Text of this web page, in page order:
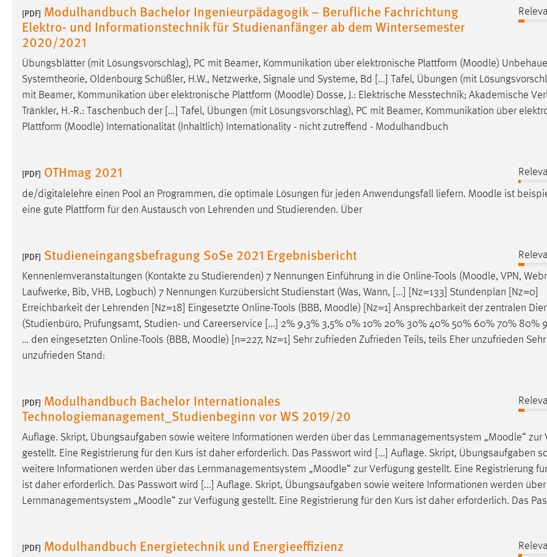
[PDF] Modulhandbuch Bachelor Ingenieurpädagogik – Berufliche Fachrichtung
Elektro- und Informationstechnik für Studienanfänger ab dem Wintersemester
2020/2021
Übungsblätter (mit Lösungsvorschlag), PC mit Beamer, Kommunikation über elektronische Plattform (Moodle)
Systemtheorie, Oldenbourg Schüßler, H.W., Netzwerke, Signale und Systeme, Bd [...] Tafel, Übungen (mit
mit Beamer, Kommunikation über elektronische Plattform (Moodle) Dosse, J.: Elektrische Messtechnik; Akademische
Tränkler, H.-R.: Taschenbuch der [...] Tafel, Übungen (mit Lösungsvorschlag), PC mit Beamer, Kommunikation über
Plattform (Moodle) Internationalität (Inhaltlich) Internationality - nicht zutreffend - Modulhandbuch
[PDF] OTHmag 2021
de/digitalelehre einen Pool an Programmen, die optimale Lösungen für jeden Anwendungsfall liefern. Moodle ist
eine gute Plattform für den Austausch von Lehrenden und Studierenden. Über
[PDF] Studieneingangsbefragung SoSe 2021 Ergebnisbericht
Kennenlernveranstaltungen (Kontakte zu Studierenden) 7 Nennungen Einführung in die Online-Tools (Moodle, VPN,
Laufwerke, Bib, VHB, Logbuch) 7 Nennungen Kurzübersicht Studienstart (Was, Wann, [...] [Nz=133] Stundenplan [Nz=0]
Erreichbarkeit der Lehrenden [Nz=18] Eingesetzte Online-Tools (BBB, Moodle) [Nz=1] Ansprechbarkeit der zentralen
(Studienbüro, Prüfungsamt, Studien- und Careerservice [...] 2% 9,3% 3,5% 0% 10% 20% 30% 40% 50% 60% 70% 80%
… den eingesetzten Online-Tools (BBB, Moodle) [n=227, Nz=1] Sehr zufrieden Zufrieden Teils, teils Eher unzufrieden Sehr
unzufrieden Stand:
[PDF] Modulhandbuch Bachelor Internationales
Technologiemanagement_Studienbeginn vor WS 2019/20
Auflage. Skript, Übungsaufgaben sowie weitere Informationen werden über das Lernmanagementsystem „Moodle“ zur
gestellt. Eine Registrierung für den Kurs ist daher erforderlich. Das Passwort wird [...] Auflage. Skript, Übungsaufgaben
weitere Informationen werden über das Lernmanagementsystem „Moodle“ zur Verfügung gestellt. Eine Registrierung
ist daher erforderlich. Das Passwort wird [...] Auflage. Skript, Übungsaufgaben sowie weitere Informationen werden
Lernmanagementsystem „Moodle“ zur Verfügung gestellt. Eine Registrierung für den Kurs ist daher erforderlich. Das
[PDF] Modulhandbuch Energietechnik und Energieeffizienz
Plattformen anzeigen zu können, werden von diesen
externen Medien Cookies gesetzt.
YouTube
Vimeo